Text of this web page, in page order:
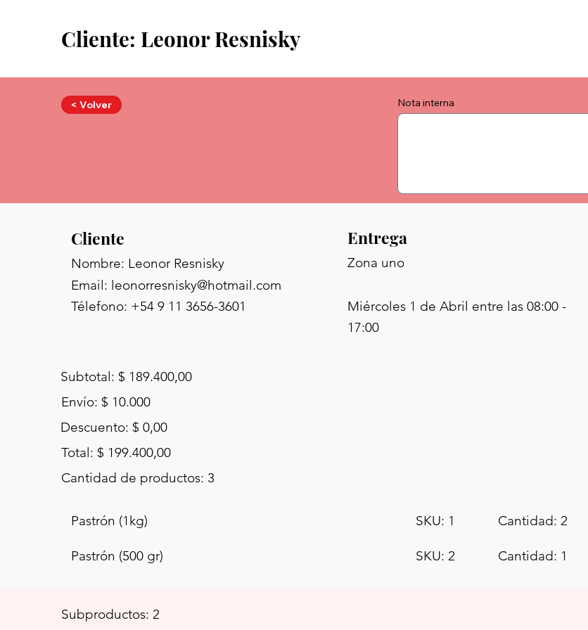
Cliente: Leonor Resnisky
< Volver Nota interna
Cliente
Email: leonorresnisky@hotmail.com
Télefono: +54 9 11 3656-3601
Nombre: Leonor Resnisky
Entrega
Zona uno
Miércoles 1 de Abril entre las 08:00 -
17:00
Subtotal: $ 189.400,00
Envío: $ 10.000
Descuento: $ 0,00
Total: $ 199.400,00
Cantidad de productos: 3
Pastrón (1kg) SKU: 1 Cantidad: 2
Pastrón (500 gr) SKU: 2 Cantidad: 1
Subproductos: 2